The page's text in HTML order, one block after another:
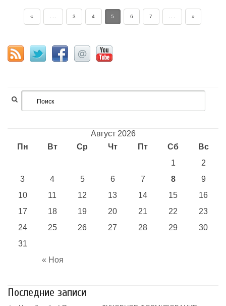
« 3 4 5 6 7 »
Август 2026
Пн
Вт Ср Чт Пт Сб Вс
« Ноя
1
2
3
4 5 6 7 8
9
10
11 12 13 14 15
16
17
18 19 20 21 22
23
24
25 26 27 28 29
30
31
Последние записи